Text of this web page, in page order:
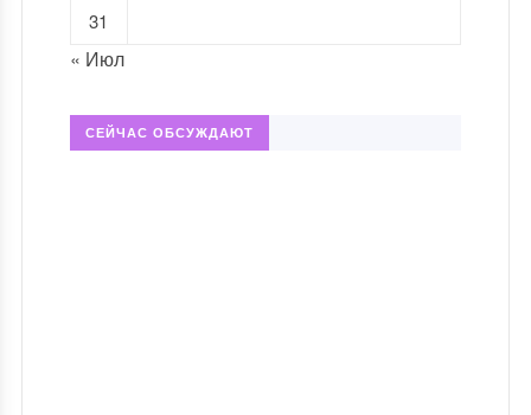
31
« Июл
СЕЙЧАС ОБСУЖДАЮТ